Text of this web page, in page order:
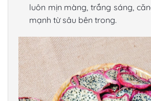
luôn mịn màng, trắng sáng,
mạnh từ sâu bên trong.